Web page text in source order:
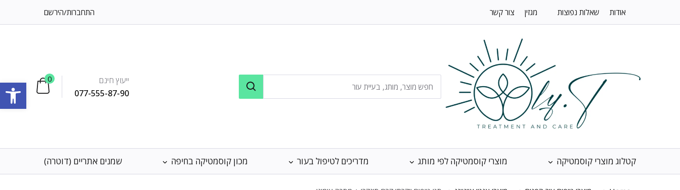
אודות שאלות נפוצות מגזין צור קשר התחברות/הירשם
ייעוץ חינם
077-555-87-90
0
קטלוג מוצרי קוסמטיקה מוצרי קוסמטיקה לפי מותג מדריכים לטיפול בעור מכון קוסמטיקה בחיפה שמנים אתריים (דוטרה)
פתח